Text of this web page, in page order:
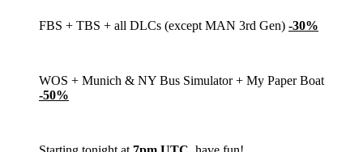
FBS + TBS + all DLCs (except MAN 3rd Gen) -30%
WOS + Munich & NY Bus Simulator + My Paper Boat
-50%